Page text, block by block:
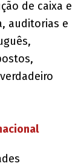
de caixa e
auditorias e